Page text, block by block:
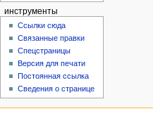
инструменты
Ссылки сюда
Связанные правки
Спецстраницы
Версия для печати
Постоянная ссылка
Сведения о странице